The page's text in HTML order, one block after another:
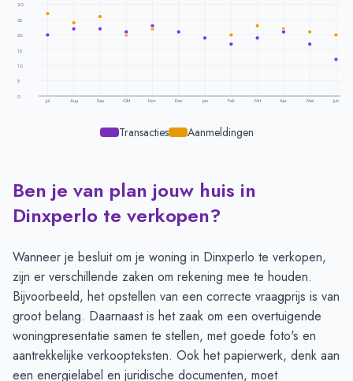
30
25
20
15
10
5
0
Jul Aug Sep Okt Nov Dec Jan Feb Mrt Apr Mei Jun
Transacties Aanmeldingen
Transacties en aanmeldingen per maand - Dinxperlo
Maand
Transacties
Aanmeldingen
Juli
20
27
22
September
22
26
Oktober
November
23
December
21
21
Januari
19
19
Februari
17
20
Ben je van plan jouw huis in
Dinxperlo te verkopen?
Wanneer je besluit om je woning in Dinxperlo te verkopen,
zijn er verschillende zaken om rekening mee te houden.
Bijvoorbeeld, het opstellen van een correcte vraagprijs is van
groot belang. Daarnaast is het zaak om een overtuigende
woningpresentatie samen te stellen, met goede foto's en
aantrekkelijke verkoopteksten. Ook het papierwerk, denk aan
een energielabel en juridische documenten, moet